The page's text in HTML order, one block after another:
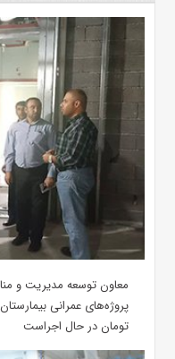
معاون توسعه مدیریت و
تومان در حال اجراست